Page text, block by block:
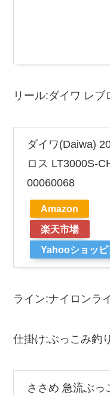
リール:ダイワ レブ
ダイワ(Daiwa)
ロス LT3000S-
00060068
Amazon
楽天市場
Yahooショッ
ライン:ナイロンラ
仕掛け:ぶっこみ釣
ささめ 急流ぶっ